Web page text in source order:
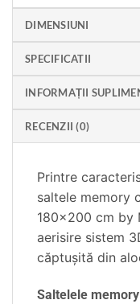
DIMENSIUNI
SPECIFICATII
INFORMAȚII
RECENZII (0)
Printre
saltele memory
180×200 cm by
aerisire sistem
căptuşită din
Saltelele